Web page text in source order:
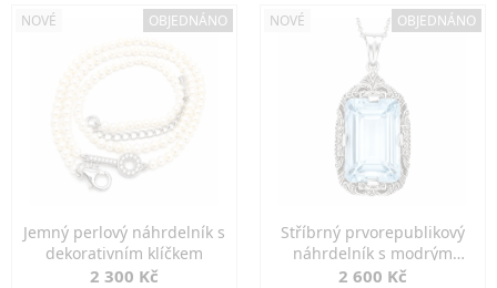
NOVÉ OBJEDNÁNO
Jemný perlový náhrdelník s
dekorativním klíčkem
2 300 Kč
NOVÉ OBJEDNÁNO
Stříbrný prvorepublikový
náhrdelník s modrým
spinelem
2 600 Kč